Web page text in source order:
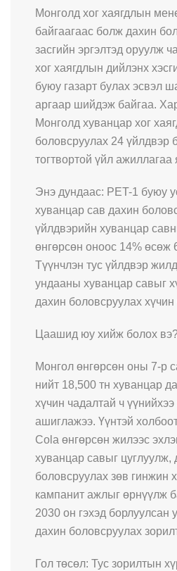
Монголд хог хаягдлын
байгаагаас болж дахин
засгийн эргэлтэд оруулж
хог хаягдлын дийлэнх
буюу газарт булах эсвэл
аргаар шийдэж байгаа.
Монголд хуванцар хог
боловсруулах 24 үйлдвэр
тогтвортой үйл
Энэ дундаас: PET-1 буюу
хуванцар сав дахин
үйлдвэрийн хуванцар
өнгөрсөн оноос 14% өсөж
Түүнчлэн тус үйлдвэр
ундааны хуванцар савыг
дахин боловсруулах
Цаашид юу хийж болох
Монгол өнгөрсөн оны 7-р
нийт 18,500 тн хуванцар
хүчин чадалтай ч үүнийхээ
ашиглажээ. Үүнтэй
Cola өнгөрсөн жилээс
хуванцар савыг цуглуулж,
боловсруулах зөв гинжин
кампанит ажлыг өрнүүлж
2030 он гэхэд борлуулсан
дахин боловсруулах
Гол төсөл: Тус зорилтын